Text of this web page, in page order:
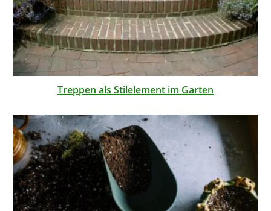
Treppen als Stilelement im Garten